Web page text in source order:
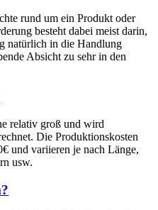
rund um ein Produkt oder
besteht dabei meist darin,
natürlich in die Handlung
Absicht zu sehr in den
relativ groß und wird
Die Produktionskosten
und variieren je nach Länge,
usw.